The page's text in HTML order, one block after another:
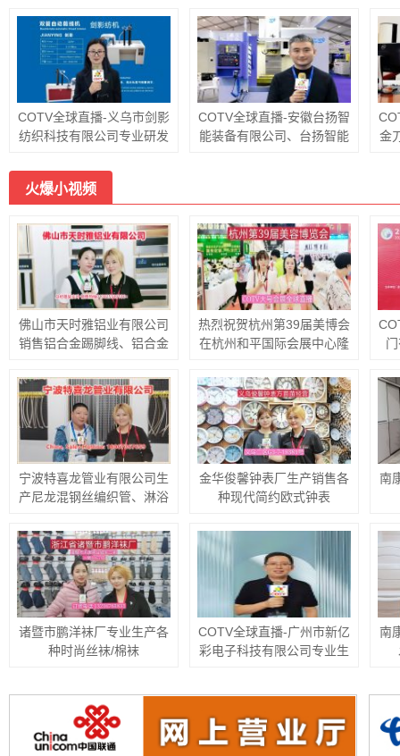
司专业生产玻璃切割流水
线，智能玻璃理片系统，智
能玻璃激光打标机、玻璃上
片切割一体机，欢迎大家光
临！
料；黑色、白色、灰色软硬
毛毡、阻燃无纺布等汽车用
毡及家居、家电用无纺布；
黑白色帽衬用无纺布；特厚
特硬等产品，欢迎大家光
临！
亚
工
COTV全球直播-义乌市剑影
纺织科技有限公司专业研发
机、自动缝头机、双管缝头
机、双管自动剪线机等纺织
临！
COTV全球直播-安徽台扬智
能装备有限公司、台扬智能
重型龙门加工中心等机床设
备，欢迎大家光临！
金
火爆小视频
佛山市天时雅铝业有限公司
销售铝合金踢脚线、铝合金
热烈祝贺杭州第39届美博会
在杭州和平国际会展中心隆
水
宁波特喜龙管业有限公司生
产尼龙混钢丝编织管、淋浴
金华俊馨钟表厂生产销售各
种现代简约欧式钟表
南
诸暨市鹏洋袜厂专业生产各
种时尚丝袜/棉袜
COTV全球直播-广州市新亿
彩电子科技有限公司专业生
件产品，源头工厂，欢迎大
家光临！
南